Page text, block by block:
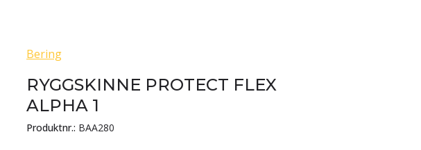
Bering
RYGGSKINNE PROTECT FLEX
ALPHA 1
Produktnr.: BAA280